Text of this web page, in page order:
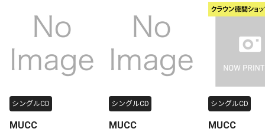
シングルCD
MUCC
シングルCD
MUCC
シングルCD
MUCC